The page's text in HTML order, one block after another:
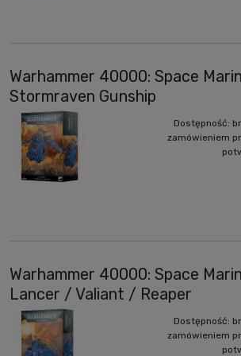
Warhammer 40000: Space
Stormraven Gunship
Dostępność:
zamówieniem
Warhammer 40000: Space
Lancer / Valiant / Reaper
Dostępność:
zamówieniem